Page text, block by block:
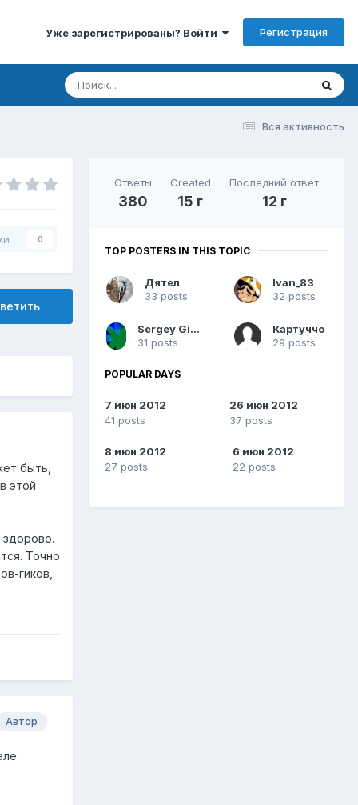
Уже зарегистрированы? Войти Регистрация
Вся активность
0
быть,
этой
здорово.
Точно
гиков,
Автор
Ответы
380
Created
15 г
Последний ответ
12 г
TOP POSTERS IN THIS TOPIC
Дятел
33 posts
Ivan_83
32 posts
Sergey Gilfanov
31 posts
Картуччо
29 posts
POPULAR DAYS
7 июн 2012
41 posts
26 июн 2012
37 posts
8 июн 2012
27 posts
6 июн 2012
22 posts